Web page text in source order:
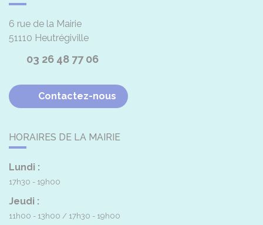
6 rue de la Mairie
51110 Heutrégiville
03 26 48 77 06
Contactez-nous
HORAIRES DE LA MAIRIE
Lundi :
17h30 - 19h00
Jeudi :
11h00 - 13h00 17h30 - 19h00